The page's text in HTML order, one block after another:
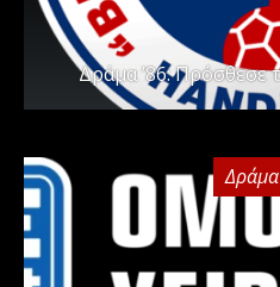
Δράμα ’86: